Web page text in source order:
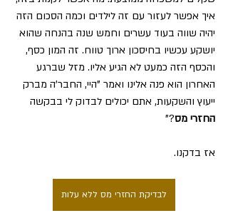
איך אפשר לעזור עם זה לילדים וכמה הסכום הזה
יהיה שווה בעוד עשרים וחמש שנה בהנחה שהוא
יושקע עכשיו בחיסכון ארוך טווח. זה המון כסף,
והכסף הזה כמעט לא הגיע אליו. מזל שברגע
האחרון הוא פנה אלינו ואמר "היי, החבר'ה מברק
ייעוץ והשקעות, אתם יכולים לבדוק לי בבקשה
החזרי מס?"
אז בדקנו.
לבדיקת החזרי מס ללא עלות